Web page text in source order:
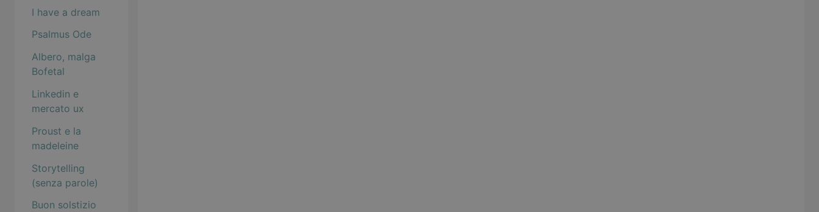
I have a dream
Psalmus Ode
Albero, malga
Bofetal
Linkedin e
mercato ux
Proust e la
madeleine
Storytelling
(senza parole)
Buon solstizio